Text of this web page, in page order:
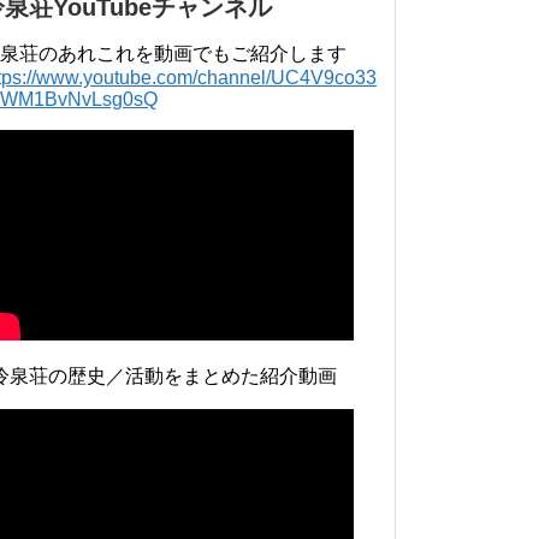
泉荘YouTubeチャンネル
荘のあれこれを動画でもご紹介します
www.youtube.com/channel/UC4V9co33
泉荘の歴史／活動をまとめた紹介動画